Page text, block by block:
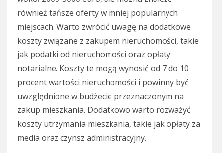
również tańsze oferty w mniej popularnych
miejscach. Warto zwrócić uwagę na dodatkowe
koszty związane z zakupem nieruchomości, takie
jak podatki od nieruchomości oraz opłaty
notarialne. Koszty te mogą wynosić od 7 do 10
procent wartości nieruchomości i powinny być
uwzględnione w budżecie przeznaczonym na
zakup mieszkania. Dodatkowo warto rozważyć
koszty utrzymania mieszkania, takie jak opłaty za
media oraz czynsz administracyjny.